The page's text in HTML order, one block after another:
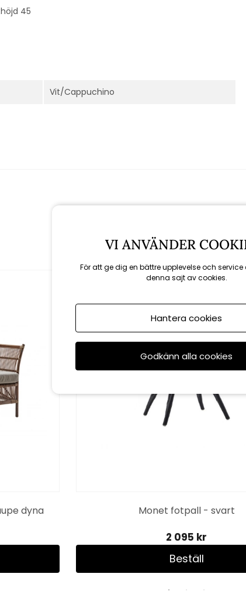
45
Vit/Cappuchino
Rekommenderade
dyna Monet fotpall - svart
2 095 kr
Beställ
VI ANVÄNDER
För att ge dig en bättre upplevelse och
denna sajt av cookies.
Hantera cookies
Godkänn alla cookies